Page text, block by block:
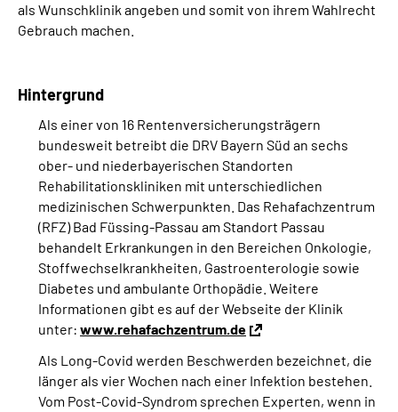
als Wunschklinik angeben und somit von ihrem Wahlrecht
Gebrauch machen.
Hintergrund
Als einer von 16 Rentenversicherungsträgern
bundesweit betreibt die DRV Bayern Süd an sechs
ober- und niederbayerischen Standorten
Rehabilitationskliniken mit unterschiedlichen
medizinischen Schwerpunkten. Das Rehafachzentrum
(RFZ) Bad Füssing-Passau am Standort Passau
behandelt Erkrankungen in den Bereichen Onkologie,
Stoffwechselkrankheiten, Gastroenterologie sowie
Diabetes und ambulante Orthopädie. Weitere
Informationen gibt es auf der Webseite der Klinik
unter: www.rehafachzentrum.de
Als Long-Covid werden Beschwerden bezeichnet, die
länger als vier Wochen nach einer Infektion bestehen.
Vom Post-Covid-Syndrom sprechen Experten, wenn in